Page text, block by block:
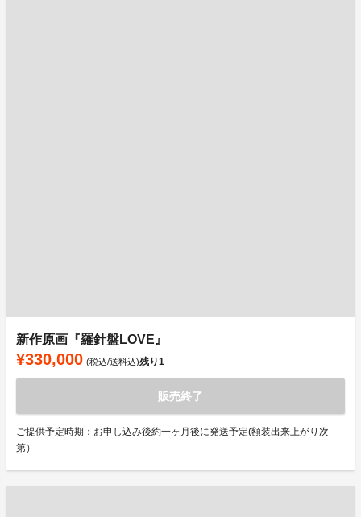
新作原画『羅針盤LOVE』
¥330,000 (税込/送料込)残り1
販売終了
ご提供予定時期：お申し込み後約一ヶ月後に発送予定(額装出来上がり次
第）